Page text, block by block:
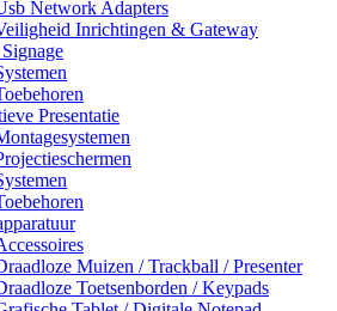
Network Adapters
Inrichtingen & Gateway
Presentatie
Muizen / Trackball / Presenter
Toetsenborden / Keypads